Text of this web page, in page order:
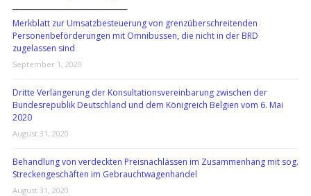
───────────────
Merkblatt zur Umsatzbesteuerung von grenzüberschreitenden
Personenbeförderungen mit Omnibussen, die nicht in der BRD
zugelassen sind
September 1, 2020
Dritte Verlängerung der Konsultationsvereinbarung zwischen der
Bundesrepublik Deutschland und dem Königreich Belgien vom 6. Mai
2020
August 31, 2020
Behandlung von verdeckten Preisnachlässen im Zusammenhang mit sog.
Streckengeschäften im Gebrauchtwagenhandel
August 31, 2020